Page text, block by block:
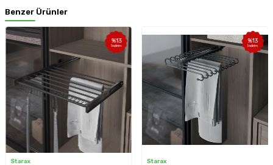
Benzer Ürünler
%13
İndirim
Starax
%13
İndirim
Starax